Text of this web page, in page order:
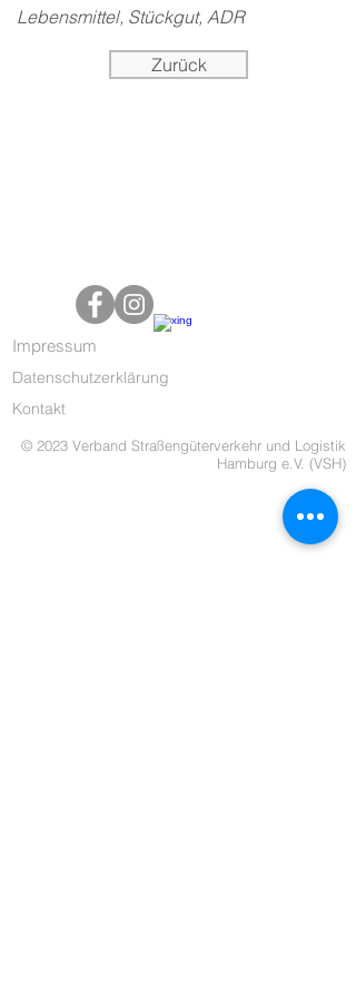
Lebensmittel, Stückgut, ADR
Zurück
Impressum
Datenschutzerklärung
Kontakt
© 2023 Verband Straßengüterverkehr und Logistik
Hamburg e.V. (VSH)